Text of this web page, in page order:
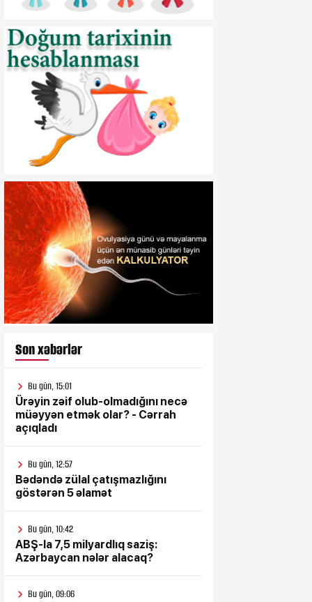
Son xəbərlər
Bu gün, 15:01
Ürəyin zəif olub-olmadığını necə
müəyyən etmək olar? - Cərrah
açıqladı
Bu gün, 12:57
Bədəndə zülal çatışmazlığını
göstərən 5 əlamət
Bu gün, 10:42
ABŞ-la 7,5 milyardlıq saziş:
Azərbaycan nələr alacaq?
Bu gün, 09:06